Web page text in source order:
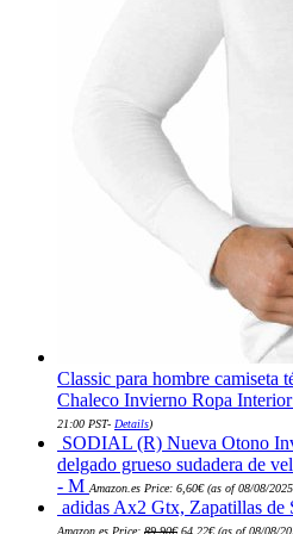
Classic para hombre camiseta
Chaleco Invierno Ropa Interior
21:00 PST- Details)
SODIAL (R) Nueva Otono
delgado grueso sudadera de
- M Amazon.es Price: 6,60€(as of 08/08/
adidas Ax2 Gtx, Zapatillas de
Amazon.es Price: 89,90€ 64,22€(as of 08/08/